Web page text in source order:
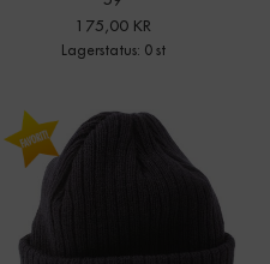
175,00 KR
Lagerstatus: 0 st
Qty: -